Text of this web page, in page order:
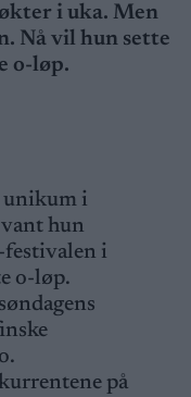
i uka. Men
Nå vil hun sette
o-løp.
unikum i
hun
festivalen i
o-løp.
på